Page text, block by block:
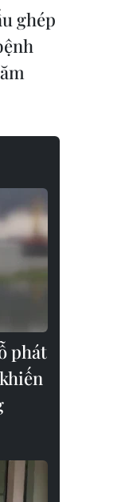
ghép
phát